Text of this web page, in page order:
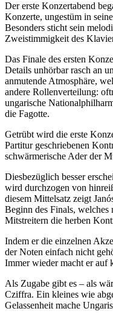
Der erste Konzertabend
Konzerte, ungestüm in
Besonders sticht sein
Zweistimmigkeit des
Das Finale des ersten
Details unhörbar rasch an
anmutende Atmosphäre,
andere Rollenverteilung:
ungarische
die Fagotte.
Getrübt wird die erste
Partitur geschriebenen
schwärmerische Ader der
Diesbezüglich besser
wird durchzogen von
diesem Mittelsatz zeigt
Beginn des Finals,
Mitstreitern die herben
Indem er die einzelnen
der Noten einfach nicht
Immer wieder macht er auf
Als Zugabe gibt es – als
Cziffra. Ein kleines wie
Gelassenheit mache